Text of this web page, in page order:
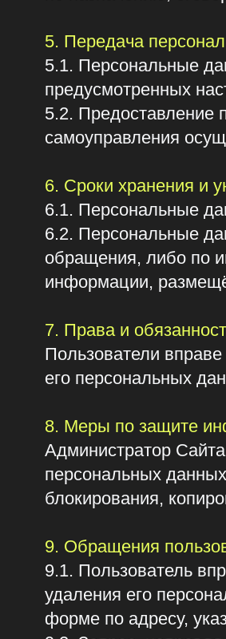
6. Сроки хранения и
6.2. Персональные
обращения, либо по
информации,
7. Права и обязанности
его персональных
8. Меры по защите
Администратор Сайта
персональных данных
блокирования,
9. Обращения
9.1. Пользователь
удаления его
форме по адресу,
для физического лица:
номер основного
сведения о дате выдачи
дату регистрации
подпись Пользователя
для юридического лица:
запрос в свободной
дата регистрации
запрос должен быть